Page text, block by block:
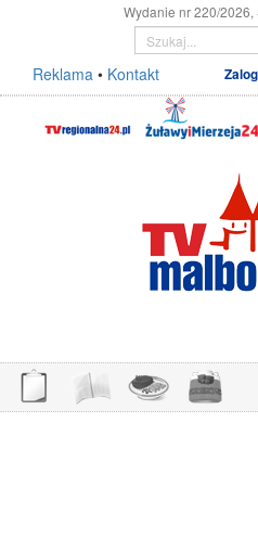
Wydanie nr 220/
Reklama • Kontakt